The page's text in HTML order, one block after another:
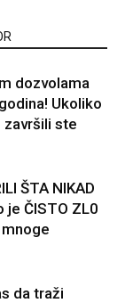
dozvolama
Ukoliko
završili ste
ŠTA NIKAD
je ČISTO ZL0
da traži